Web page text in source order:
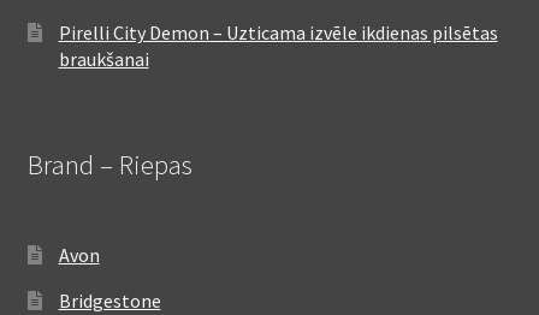
Pirelli City Demon – Uzticama izvēle ikdienas pilsētas
braukšanai
Brand – Riepas
Avon
Bridgestone